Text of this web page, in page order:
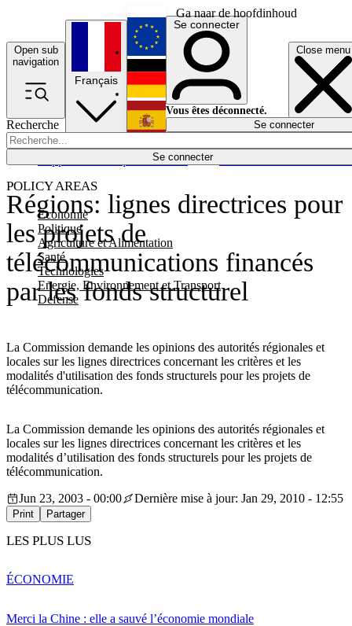
Ga naar de hoofdinhoud
Open sub
navigation
Close menu
Recherche
Se connecter
POLICY AREAS
Economie
Politique
Agriculture et Alimentation
Santé
Technologies
Energie, Environnement et Transport
Défense
Économie
Français
English
Deutsch
Español
Se connecter
Vous êtes déconnecté.
Se connecter
Régions: lignes directrices pour
les projets de
télécommunications financés
par les fonds structurel
La Commission demande les opinions des autorités régionales et
locales sur les lignes directrices concernant les critères et les
modalités d'utilisation des fonds structurels pour les projets de
télécommunication.
La Commission demande les opinions des autorités régionales et
locales sur les lignes directrices concernant les critères et les
modalités d’utilisation des fonds structurels pour les projets de
télécommunication.
Jun 23, 2003 - 00:00
Dernière mise à jour: Jan 29, 2010 - 12:55
Print Partager
LES PLUS LUS
Merci la Chine : elle a sauvé l’économie mondiale
ÉCONOMIE